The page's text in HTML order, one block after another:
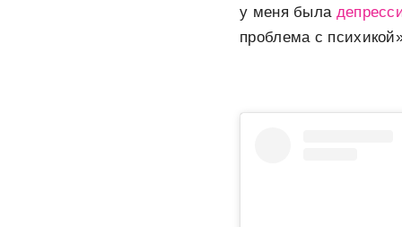
у меня была
проблема с